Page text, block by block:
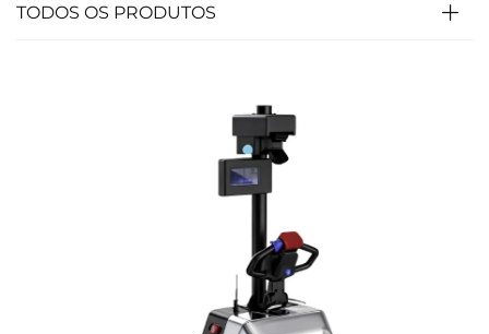
TODOS OS PRODUTOS